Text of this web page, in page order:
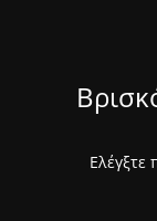
Ελέγξτε